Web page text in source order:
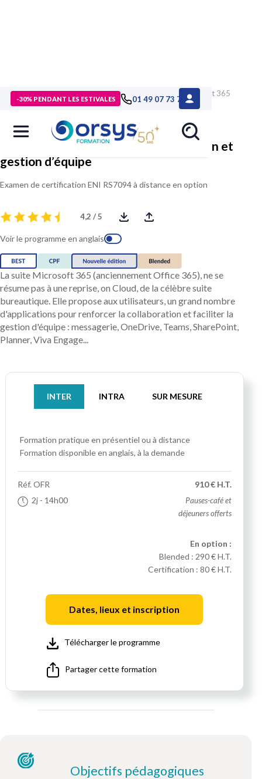
-30% PENDANT LES ESTIVALES 01 49 07 73 73
> Formations>Compétences métiers
Formation Microsoft 365
utilisateur, collaboration et gestion d’équipe
Microsoft 365 utilisateur, collaboration et
gestion d’équipe
Examen de certification ENI RS7094 à distance en option
4,2 / 5
Voir le programme en anglais
La suite Microsoft 365 (anciennement Office 365), ne se
résume pas à une reprise, on Cloud, de la célèbre suite
bureautique. Elle propose aux utilisateurs, un grand nombre
d'applications pour renforcer la collaboration et faciliter la
gestion d'équipe : messagerie, OneDrive, Teams, SharePoint,
Planner, Viva Engage...
INTER INTRA SUR MESURE
Formation pratique en présentiel ou à distance
Formation disponible en anglais, à la demande
Réf.OFR
2j - 14h00
910 € H.T.
Pauses-café et
déjeuners offerts
En option :
Blended :290 € H.T.
Certification :80 € H.T.
Dates, lieux et inscription
Télécharger le programme
Partager cette formation
Objectifs pédagogiques